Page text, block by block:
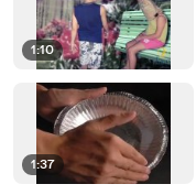
1:10
1:37